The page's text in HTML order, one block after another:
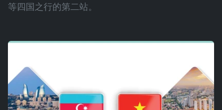
等四国之行的第二站。